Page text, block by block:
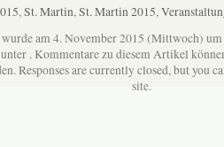
,St. Martin,St. Martin 2015,
am 4. November 2015 (Mittwoch)
. Kommentare zu diesem Artikel
Responses are currently closed, but you
site.